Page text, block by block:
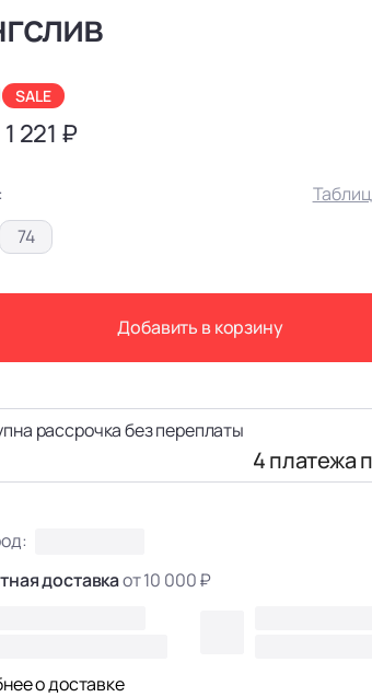
SALE
1 221 ₽
74
Добавить в корзину
рассрочка без переплаты
4 платежа
доставкаот 10 000 ₽
о доставке